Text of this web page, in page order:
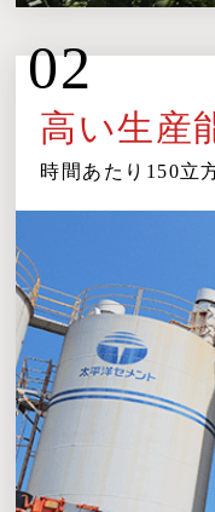
02
高い生産
時間あたり150立